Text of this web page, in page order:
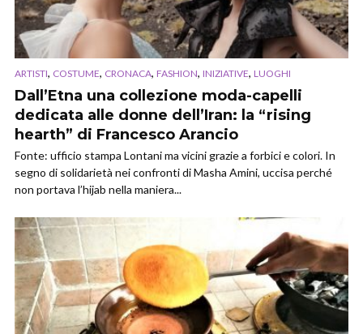
ARTISTI, COSTUME, CRONACA, FASHION, INIZIATIVE, LUOGHI
Dall’Etna una collezione moda-capelli
dedicata alle donne dell’Iran: la “rising
hearth” di Francesco Arancio
Fonte: ufficio stampa Lontani ma vicini grazie a forbici e colori. In
segno di solidarietà nei confronti di Masha Amini, uccisa perché
non portava l’hijab nella maniera...